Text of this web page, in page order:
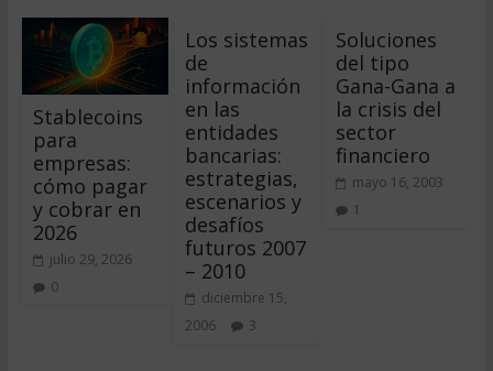
Stablecoins
para
empresas:
cómo pagar
y cobrar en
2026
julio 29, 2026
0
Los sistemas
de
información
en las
entidades
bancarias:
estrategias,
escenarios y
desafíos
futuros 2007
– 2010
diciembre 15,
2006
3
Soluciones
del tipo
Gana-Gana a
la crisis del
sector
financiero
mayo 16, 2003
1